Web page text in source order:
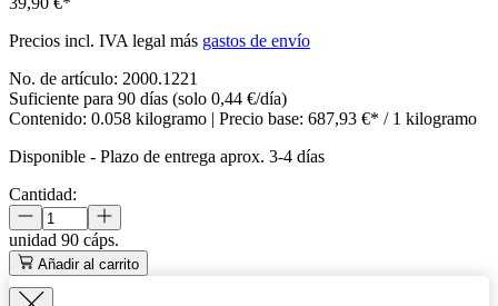
Precios incl. IVA legal más gastos de envío
No. de artículo: 2000.1221
Suficiente para 90 días (solo 0,44 €/día)
Contenido: 0.058 kilogramo | Precio base: 687,93 €* / 1 kilogramo
Disponible - Plazo de entrega aprox. 3-4 días
Cantidad:
unidad 90 cáps.
Añadir al carrito